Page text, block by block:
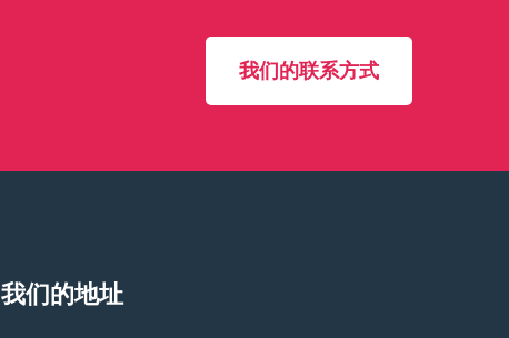
我们的联系方式
我们的地址